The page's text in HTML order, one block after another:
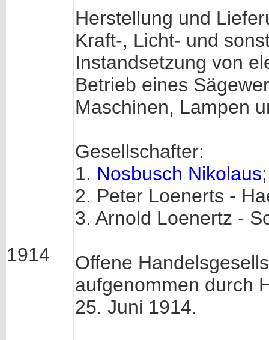
1914
Herstellung und
Kraft-, Licht- und
Instandsetzung von
Betrieb eines
Maschinen, Lampen
Gesellschafter:
1. Nosbusch Nikolaus;
2. Peter Loenerts -
3. Arnold Loenertz -
Offene
aufgenommen durch
25. Juni 1914.